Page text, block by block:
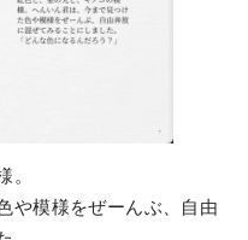
や模様をぜーんぶ、自由